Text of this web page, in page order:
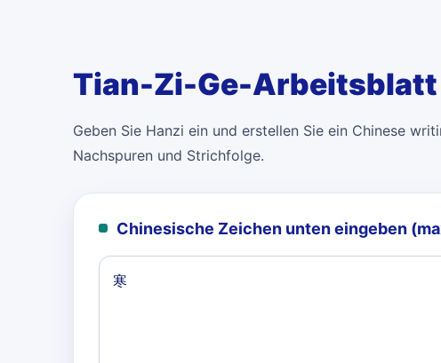
Tian-Zi-Ge-Arbeitsblatt
Geben Sie Hanzi ein und erstellen Sie ein Chinese
Nachspuren und Strichfolge.
Chinesische Zeichen unten eingeben